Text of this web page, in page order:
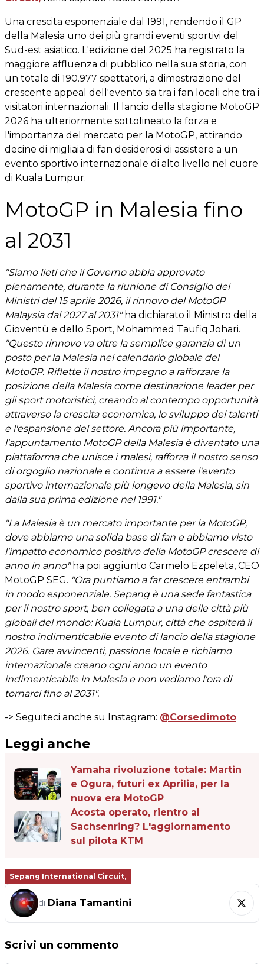
Una crescita esponenziale dal 1991, rendendo il GP
della Malesia uno dei più grandi eventi sportivi del
Sud-est asiatico. L'edizione del 2025 ha registrato la
maggiore affluenza di pubblico nella sua storia, con
un totale di 190.977 spettatori, a dimostrazione del
crescente appeal dell'evento sia tra i fan locali che tra i
visitatori internazionali. Il lancio della stagione MotoGP
2026 ha ulteriormente sottolineato la forza e
l'importanza del mercato per la MotoGP, attirando
decine di migliaia di fan desiderosi di assistere a un
evento sportivo internazionale di alto livello nel cuore
di Kuala Lumpur.
MotoGP in Malesia fino
al 2031
"Siamo lieti che il Governo abbia approvato
pienamente, durante la riunione di Consiglio dei
Ministri del 15 aprile 2026, il rinnovo del MotoGP
Malaysia dal 2027 al 2031"ha dichiarato il Ministro della
Gioventù e dello Sport, Mohammed Taufiq Johari.
"Questo rinnovo va oltre la semplice garanzia di un
posto per la Malesia nel calendario globale del
MotoGP. Riflette il nostro impegno a rafforzare la
posizione della Malesia come destinazione leader per
gli sport motoristici, creando al contempo opportunità
attraverso la crescita economica, lo sviluppo dei talenti
e l'espansione del settore. Ancora più importante,
l'appuntamento MotoGP della Malesia è diventato una
piattaforma che unisce i malesi, rafforza il nostro senso
di orgoglio nazionale e continua a essere l'evento
sportivo internazionale più longevo della Malesia, sin
dalla sua prima edizione nel 1991."
"La Malesia è un mercato importante per la MotoGP,
dove abbiamo una solida base di fan e abbiamo visto
l'impatto economico positivo della MotoGP crescere di
anno in anno"ha poi aggiunto Carmelo Ezpeleta, CEO
MotoGP SEG. "Ora puntiamo a far crescere entrambi
in modo esponenziale. Sepang è una sede fantastica
per il nostro sport, ben collegata a una delle città più
globali del mondo: Kuala Lumpur, città che ospiterà il
nostro indimenticabile evento di lancio della stagione
2026. Gare avvincenti, passione locale e richiamo
internazionale creano ogni anno un evento
indimenticabile in Malesia e non vediamo l'ora di
tornarci fino al 2031".
-> Seguiteci anche su Instagram: @Corsedimoto
Leggi anche
Yamaha rivoluzione totale: Martin
e Ogura, futuri ex Aprilia, per la
nuova era MotoGP
Acosta operato, rientro al
Sachsenring? L'aggiornamento
sul pilota KTM
Sepang International Circuit,
di Diana Tamantini
Scrivi un commento